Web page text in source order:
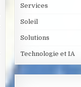
Services
Soleil
Solutions
Technologie et IA